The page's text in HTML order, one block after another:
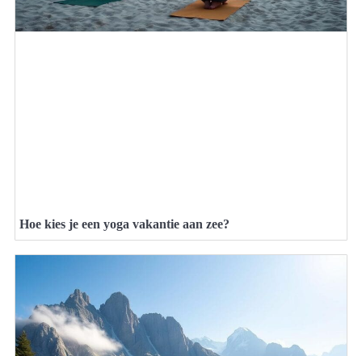
Hoe kies je een yoga vakantie aan zee?